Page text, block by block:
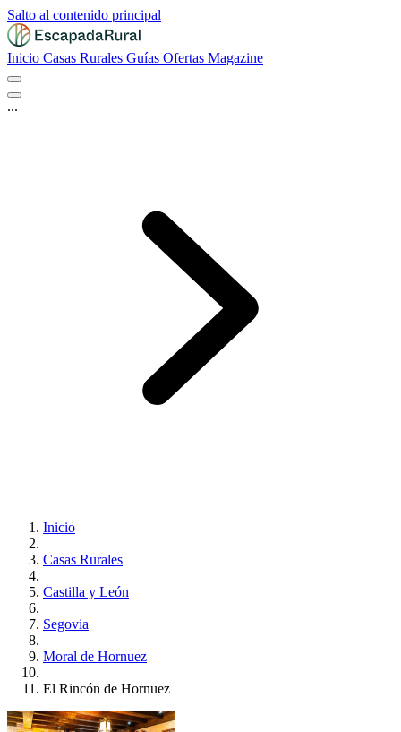
Salto al contenido principal
Inicio Casas Rurales Guías Ofertas Magazine
...
Inicio
Casas Rurales
Castilla y León
Segovia
Moral de Hornuez
El Rincón de Hornuez